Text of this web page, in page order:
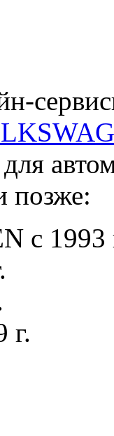
для
позже:
с 1993
г.